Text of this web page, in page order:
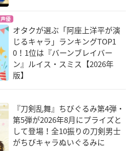
声優
オタクが選ぶ「阿座上洋平が演
じるキャラ」ランキングTOP1
0！1位は『バーンブレイバー
ン』ルイス・スミス【2026年
版】
『刀剣乱舞』ちびぐるみ第4弾・
第5弾が2026年8月にプライズと
して登場！全10振りの刀剣男士
がちびキャラぬいぐるみに